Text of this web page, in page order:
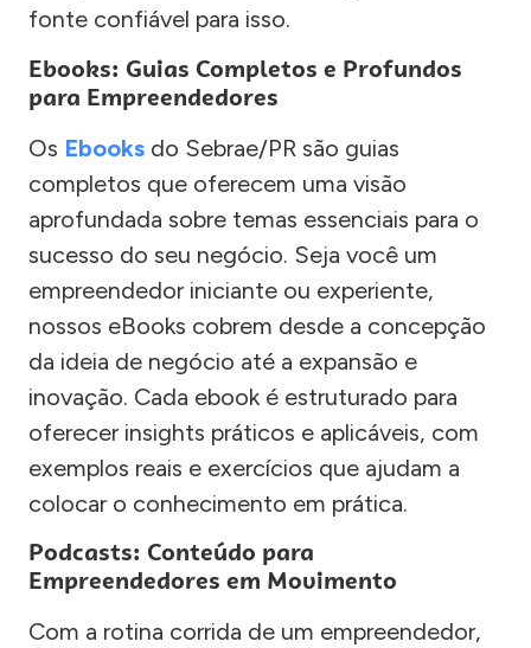
fonte confiável para isso.
Ebooks: Guias Completos e Profundos
para Empreendedores
Os Ebooks do Sebrae/PR são guias
completos que oferecem uma visão
aprofundada sobre temas essenciais para o
sucesso do seu negócio. Seja você um
empreendedor iniciante ou experiente,
nossos eBooks cobrem desde a concepção
da ideia de negócio até a expansão e
inovação. Cada ebook é estruturado para
oferecer insights práticos e aplicáveis, com
exemplos reais e exercícios que ajudam a
colocar o conhecimento em prática.
Podcasts: Conteúdo para
Empreendedores em Movimento
Com a rotina corrida de um empreendedor,